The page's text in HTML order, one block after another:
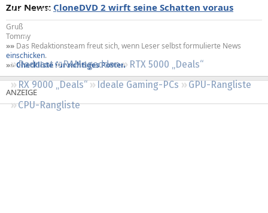
Leserartikel
Regeln
Podcast RAMageddon
RTX 5000 „Deals“
RX 9000 „Deals“
Ideale Gaming-PCs
GPU-Rangliste
CPU-Rangliste
Zur News: CloneDVD 2 wirft seine Schatten voraus
Gruß
Tommy
»» Das Redaktionsteam freut sich, wenn Leser selbst formulierte News
einschicken.
»»Checkliste für richtiges Posten